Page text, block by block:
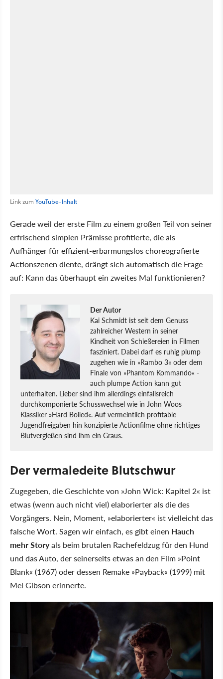
Link zum YouTube-Inhalt
Gerade weil der erste Film zu einem großen Teil von seiner
erfrischend simplen Prämisse profitierte, die als
Aufhänger für effizient-erbarmungslos choreografierte
Actionszenen diente, drängt sich automatisch die Frage
auf: Kann das überhaupt ein zweites Mal funktionieren?
Der Autor
Kai Schmidt ist seit dem Genuss
zahlreicher Western in seiner
Kindheit von Schießereien in Filmen
fasziniert. Dabei darf es ruhig plump
zugehen wie in »Rambo 3« oder dem
Finale von »Phantom Kommando« -
auch plumpe Action kann gut
unterhalten. Lieber sind ihm allerdings einfallsreich
durchkomponierte Schusswechsel wie in John Woos
Klassiker »Hard Boiled«. Auf vermeintlich profitable
Jugendfreigaben hin konzipierte Actionfilme ohne richtiges
Blutvergießen sind ihm ein Graus.
Der vermaledeite Blutschwur
Zugegeben, die Geschichte von »John Wick: Kapitel 2« ist
etwas (wenn auch nicht viel) elaborierter als die des
Vorgängers. Nein, Moment, »elaborierter« ist vielleicht das
falsche Wort. Sagen wir einfach, es gibt einen Hauch
mehr Storyals beim brutalen Rachefeldzug für den Hund
und das Auto, der seinerseits etwas an den Film »Point
Blank« (1967) oder dessen Remake »Payback« (1999) mit
Mel Gibson erinnerte.